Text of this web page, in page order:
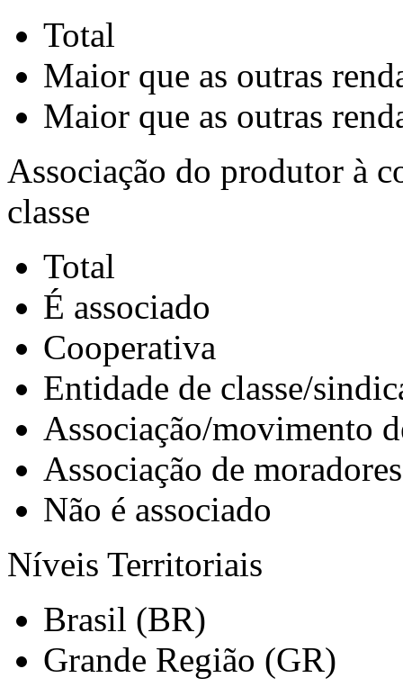
Total
Maior que as outras
Maior que as outras
Associação do produtor à
classe
Total
É associado
Cooperativa
Entidade de classe/
Associação/movimento
Associação de moradores
Não é associado
Níveis Territoriais
Brasil (BR)
Grande Região (GR)